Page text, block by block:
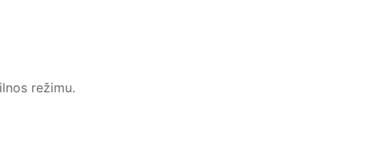
režimu.